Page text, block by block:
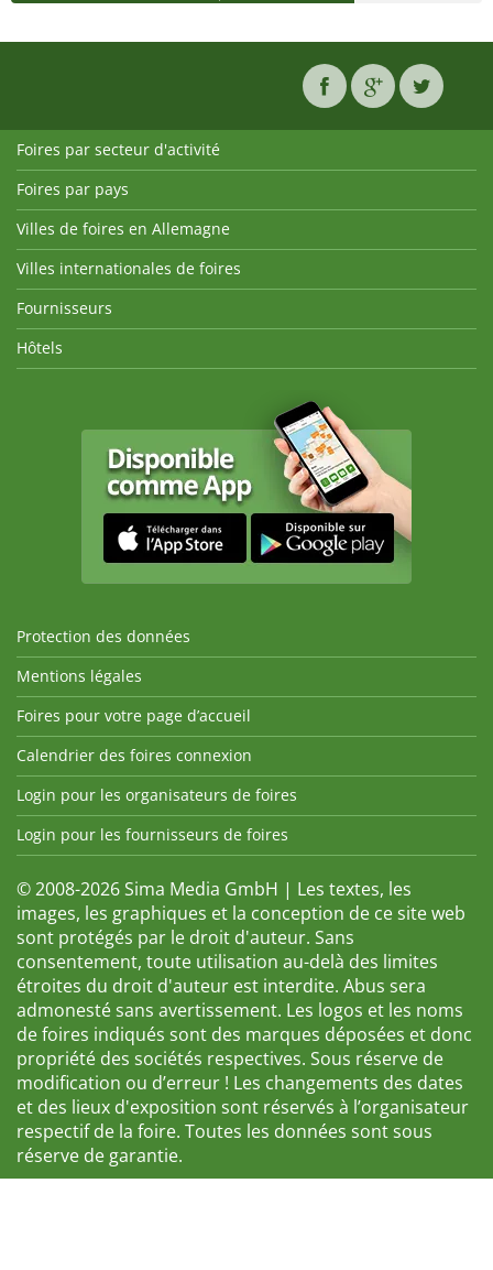
Foires par secteur d'activité
Foires par pays
Villes de foires en Allemagne
Villes internationales de foires
Fournisseurs
Hôtels
Protection des données
Mentions légales
Foires pour votre page d’accueil
Calendrier des foires connexion
Login pour les organisateurs de foires
Login pour les fournisseurs de foires
© 2008-2026 Sima Media GmbH | Les textes, les
images, les graphiques et la conception de ce site web
sont protégés par le droit d'auteur. Sans
consentement, toute utilisation au-delà des limites
étroites du droit d'auteur est interdite. Abus sera
admonesté sans avertissement. Les logos et les noms
de foires indiqués sont des marques déposées et donc
propriété des sociétés respectives. Sous réserve de
modification ou d’erreur ! Les changements des dates
et des lieux d'exposition sont réservés à l’organisateur
respectif de la foire. Toutes les données sont sous
réserve de garantie.